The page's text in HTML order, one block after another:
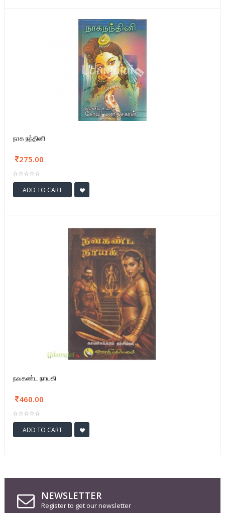
நாக நந்தினி
275.00
ADD TO CART
நவகண்ட நாயகி
460.00
ADD TO CART
NEWSLETTER
Register to get our newsletter